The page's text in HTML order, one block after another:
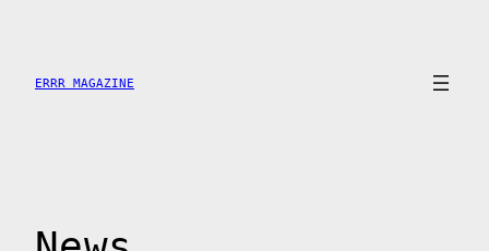
content
ERRR MAGAZINE